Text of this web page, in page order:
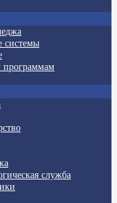
системы
программам
служба